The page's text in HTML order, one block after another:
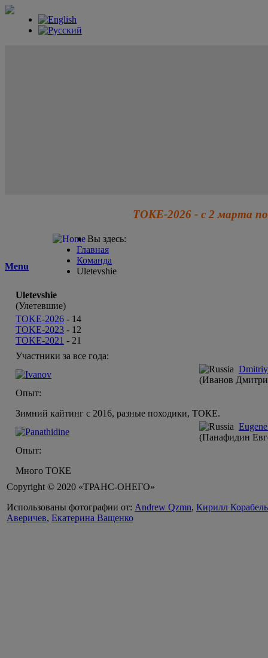
ТОКЕ-2026 - с 2 марта по
Menu
Вы здесь:
Главная
Команда
Uletevshie
Uletevshie
(Улетевшие)
TOKE-2026 - 14
TOKE-2023 - 12
TOKE-2021 - 21
Участники за все года:
(Иванов
Опыт:
Зимний кайтинг с 2016, разные походики, ТОКЕ.
(Панафидин
Опыт:
Много ТОКЕ
Copyright © 2020 «ТРАНС-ОНЕГО»
Использованы фотографии от: Andrew Qzmn, Кирилл
Аверичев, Екатерина Ващенко